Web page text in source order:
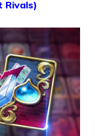
Rivals)